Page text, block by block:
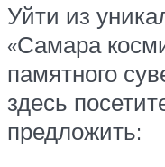
Уйти из
«Самара
памятного
здесь
предложить: